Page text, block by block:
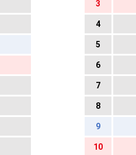
3
4
5
6
7
8
9
10